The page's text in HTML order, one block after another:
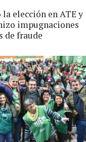
elección en ATE y
impugnaciones
de fraude